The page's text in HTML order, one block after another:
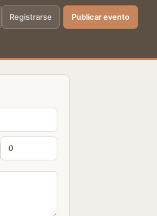
Registrarse Publicar evento